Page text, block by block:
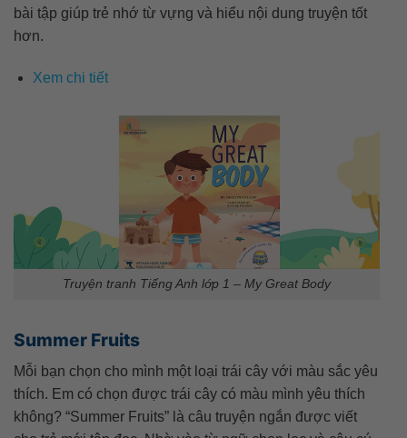
bài tập giúp trẻ nhớ từ vựng và hiểu nội dung truyện tốt
hơn.
Xem chi tiết
Truyện tranh Tiếng Anh lớp 1 – My Great Body
Summer Fruits
Mỗi bạn chọn cho mình một loại trái cây với màu sắc yêu
thích. Em có chọn được trái cây có màu mình yêu thích
không? “Summer Fruits” là câu truyện ngắn được viết